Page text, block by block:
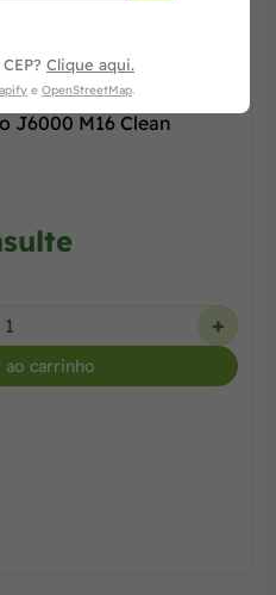
J6000 M16 Clean
+
carrinho
Clique aqui.
e OpenStreetMap